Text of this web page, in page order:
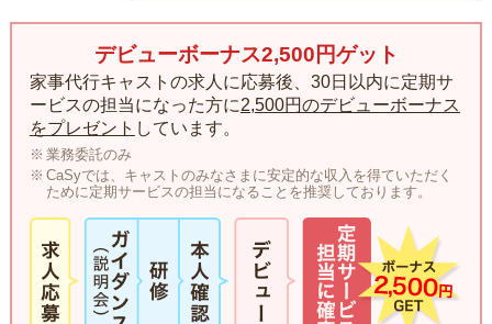
デビューボーナス2,500円ゲット
家事代行キャストの求人に応募後、30日以内に定期サ
ービスの担当になった方に2,500円のデビューボーナス
をプレゼント しています。
業務委託のみ
CaSyでは、キャストのみなさまに安定的な収入を得ていただく
ために定期サービスの担当になることを推奨しております。